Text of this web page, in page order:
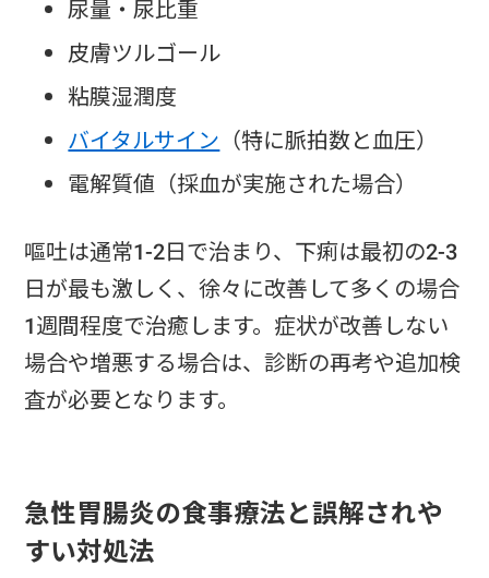
尿量・尿比重
皮膚ツルゴール
粘膜湿潤度
バイタルサイン （特に脈拍数と血圧）
電解質値（採血が実施された場合）
嘔吐は通常1-2日で治まり、下痢は最初の2-3
日が最も激しく、徐々に改善して多くの場合
1週間程度で治癒します。症状が改善しない
場合や増悪する場合は、診断の再考や追加検
査が必要となります。
急性胃腸炎の食事療法と誤解されや
すい対処法